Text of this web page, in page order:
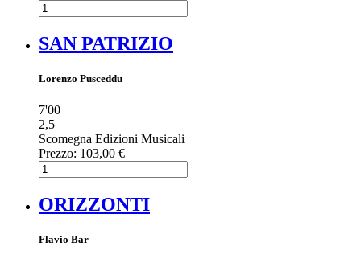
SAN PATRIZIO
Lorenzo Pusceddu
7'00
2,5
Scomegna Edizioni Musicali
Prezzo: 103,00 €
ORIZZONTI
Flavio Bar